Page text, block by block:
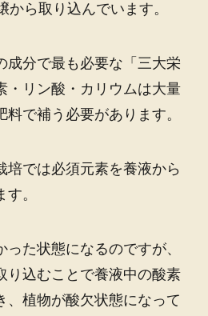
ら取り込んでいます。
成分で最も必要な「三大栄
・リン酸・カリウムは大量
で補う必要があります。
培では必須元素を養液から
。
た状態になるのですが、
り込むことで養液中の酸素
、植物が酸欠状態になって